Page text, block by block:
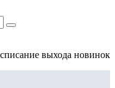
выхода новинок